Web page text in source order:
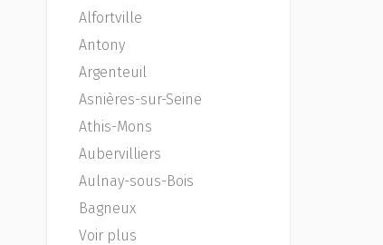
Alfortville
Antony
Argenteuil
Asnières-sur-Seine
Athis-Mons
Aubervilliers
Aulnay-sous-Bois
Bagneux
Voir plus